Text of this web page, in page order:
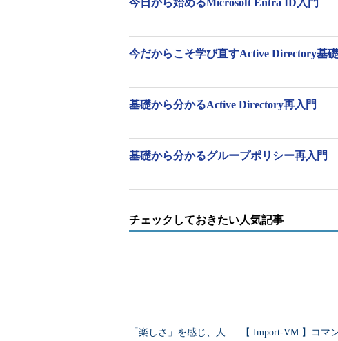
今日から始めるMicrosoft Entra ID入門
今だからこそ学び直すActive Directory基
基礎から分かるActive Directory再入門
基礎から分かるグループポリシー再入門
チェックしておきたい人気記事
「楽しさ」を感じ、人
【 Import-VM 】コマ